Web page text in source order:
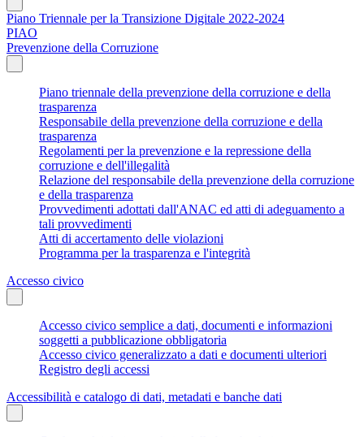
Piano Triennale per la Transizione Digitale 2022-2024
PIAO
Prevenzione della Corruzione
Piano triennale della prevenzione della corruzione e della
trasparenza
Responsabile della prevenzione della corruzione e della
trasparenza
Regolamenti per la prevenzione e la repressione della
corruzione e dell'illegalità
Relazione del responsabile della prevenzione della corruzione
e della trasparenza
Provvedimenti adottati dall'ANAC ed atti di adeguamento a
tali provvedimenti
Atti di accertamento delle violazioni
Programma per la trasparenza e l'integrità
Accesso civico
Accesso civico semplice a dati, documenti e informazioni
soggetti a pubblicazione obbligatoria
Accesso civico generalizzato a dati e documenti ulteriori
Registro degli accessi
Accessibilità e catalogo di dati, metadati e banche dati